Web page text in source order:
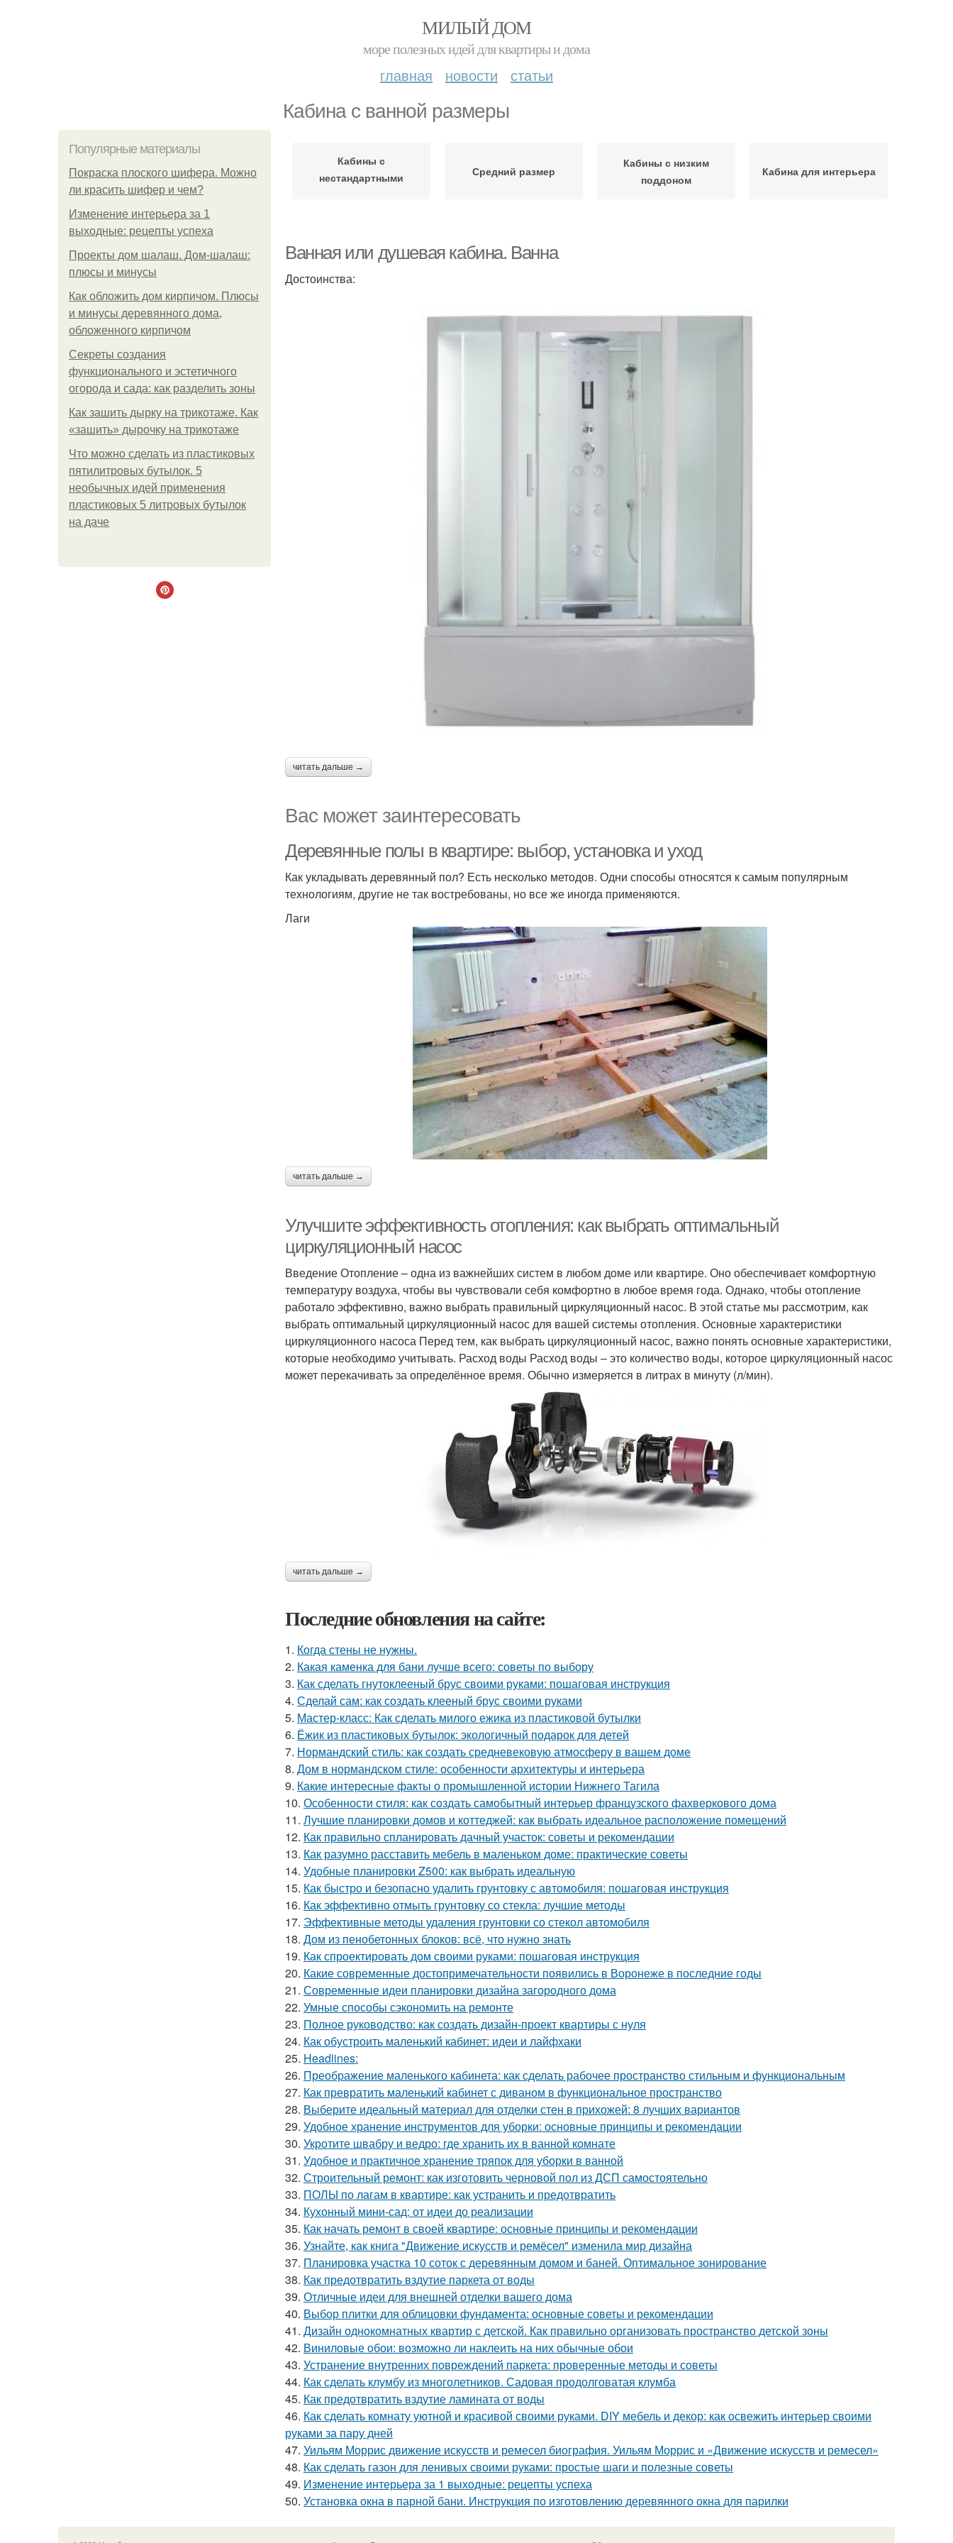
МИЛЫЙ ДОМ
море полезных идей для квартиры и дома
главная новости статьи
Кабина с ванной размеры
Популярные материалы
Покраска плоского шифера. Можно
ли красить шифер и чем?
Изменение интерьера за 1
выходные: рецепты успеха
Проекты дом шалаш. Дом-шалаш:
плюсы и минусы
Как обложить дом кирпичом. Плюсы
и минусы деревянного дома,
обложенного кирпичом
Секреты создания
функционального и эстетичного
огорода и сада: как разделить зоны
Как зашить дырку на трикотаже. Как
«зашить» дырочку на трикотаже
Что можно сделать из пластиковых
пятилитровых бутылок. 5
необычных идей применения
пластиковых 5 литровых бутылок
на даче
Кабины с
нестандартными
Средний размер
Кабины с низким
поддоном
Кабина для интерьера
Ванная или душевая кабина. Ванна
Достоинства:
читать дальше →
Вас может заинтересовать
Деревянные полы в квартире: выбор, установка и уход
Как укладывать деревянный пол? Есть несколько методов. Одни способы относятся к самым популярным
технологиям, другие не так востребованы, но все же иногда применяются.
Лаги
читать дальше →
Улучшите эффективность отопления: как выбрать оптимальный
циркуляционный насос
Введение Отопление – одна из важнейших систем в любом доме или квартире. Оно обеспечивает комфортную
температуру воздуха, чтобы вы чувствовали себя комфортно в любое время года. Однако, чтобы отопление
работало эффективно, важно выбрать правильный циркуляционный насос. В этой статье мы рассмотрим, как
выбрать оптимальный циркуляционный насос для вашей системы отопления. Основные характеристики
циркуляционного насоса Перед тем, как выбрать циркуляционный насос, важно понять основные характеристики,
которые необходимо учитывать. Расход воды Расход воды – это количество воды, которое циркуляционный насос
может перекачивать за определённое время. Обычно измеряется в литрах в минуту (л/мин).
читать дальше →
Последние обновления на сайте:
1. Когда стены не нужны.
2. Какая каменка для бани лучше всего: советы по выбору
3. Как сделать гнутоклееный брус своими руками: пошаговая инструкция
4. Сделай сам: как создать клееный брус своими руками
5. Мастер-класс: Как сделать милого ежика из пластиковой бутылки
6. Ёжик из пластиковых бутылок: экологичный подарок для детей
7. Нормандский стиль: как создать средневековую атмосферу в вашем доме
8. Дом в нормандском стиле: особенности архитектуры и интерьера
9. Какие интересные факты о промышленной истории Нижнего Тагила
10. Особенности стиля: как создать самобытный интерьер французского фахверкового дома
11. Лучшие планировки домов и коттеджей: как выбрать идеальное расположение помещений
12. Как правильно спланировать дачный участок: советы и рекомендации
13. Как разумно расставить мебель в маленьком доме: практические советы
14. Удобные планировки Z500: как выбрать идеальную
15. Как быстро и безопасно удалить грунтовку с автомобиля: пошаговая инструкция
16. Как эффективно отмыть грунтовку со стекла: лучшие методы
17. Эффективные методы удаления грунтовки со стекол автомобиля
18. Дом из пенобетонных блоков: всё, что нужно знать
19. Как спроектировать дом своими руками: пошаговая инструкция
20. Какие современные достопримечательности появились в Воронеже в последние годы
21. Современные идеи планировки дизайна загородного дома
22. Умные способы сэкономить на ремонте
23. Полное руководство: как создать дизайн-проект квартиры с нуля
24. Как обустроить маленький кабинет: идеи и лайфхаки
25. Headlines:
26. Преображение маленького кабинета: как сделать рабочее пространство стильным и функциональным
27. Как превратить маленький кабинет с диваном в функциональное пространство
28. Выберите идеальный материал для отделки стен в прихожей: 8 лучших вариантов
29. Удобное хранение инструментов для уборки: основные принципы и рекомендации
30. Укротите швабру и ведро: где хранить их в ванной комнате
31. Удобное и практичное хранение тряпок для уборки в ванной
32. Строительный ремонт: как изготовить черновой пол из ДСП самостоятельно
33. ПОЛЫ по лагам в квартире: как устранить и предотвратить
34. Кухонный мини-сад: от идеи до реализации
35. Как начать ремонт в своей квартире: основные принципы и рекомендации
36. Узнайте, как книга "Движение искусств и ремёсел" изменила мир дизайна
37. Планировка участка 10 соток с деревянным домом и баней. Оптимальное зонирование
38. Как предотвратить вздутие паркета от воды
39. Отличные идеи для внешней отделки вашего дома
40. Выбор плитки для облицовки фундамента: основные советы и рекомендации
41. Дизайн однокомнатных квартир с детской. Как правильно организовать пространство детской зоны
42. Виниловые обои: возможно ли наклеить на них обычные обои
43. Устранение внутренних повреждений паркета: проверенные методы и советы
44. Как сделать клумбу из многолетников. Садовая продолговатая клумба
45. Как предотвратить вздутие ламината от воды
46. Как сделать комнату уютной и красивой своими руками. DIY мебель и декор: как освежить интерьер своими
руками за пару дней
47. Уильям Моррис движение искусств и ремесел биография. Уильям Моррис и «Движение искусств и ремесел»
48. Как сделать газон для ленивых своими руками: простые шаги и полезные советы
49. Изменение интерьера за 1 выходные: рецепты успеха
50. Установка окна в парной бани. Инструкция по изготовлению деревянного окна для парилки